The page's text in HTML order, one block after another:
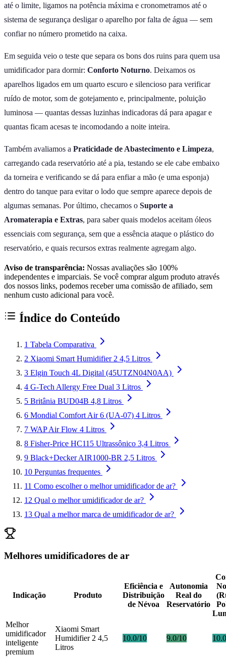
até o limite, ligamos na potência máxima e cronometramos até o
sistema de segurança desligar o aparelho por falta de água — sem
confiar no número prometido na caixa.
Em seguida veio o teste que separa os bons dos ruins para quem usa
umidificador para dormir: Conforto Noturno. Deixamos os
aparelhos ligados em um quarto escuro e silencioso para verificar
ruído de motor, som de gotejamento e, principalmente, poluição
luminosa — quantas dessas luzinhas indicadoras dá para apagar e
quantas ficam acesas te incomodando a noite inteira.
Também avaliamos a Praticidade de Abastecimento e Limpeza,
carregando cada reservatório até a pia, testando se ele cabe embaixo
da torneira e verificando se dá para enfiar a mão (e uma esponja)
dentro do tanque para evitar o lodo que sempre aparece depois de
algumas semanas. Por último, checamos o Suporte a
Aromaterapia e Extras, para saber quais modelos aceitam óleos
essenciais com segurança, sem que a essência ataque o plástico do
reservatório, e quais recursos extras realmente agregam algo.
Aviso de transparência: Nossas avaliações são 100%
independentes e imparciais. Se você comprar algum produto através
dos nossos links, podemos receber uma comissão de afiliado, sem
nenhum custo adicional para você.
Índice do Conteúdo
1 Tabela Comparativa
2 Xiaomi Smart Humidifier 2 4,5 Litros
3 Elgin Touch 4L Digital (45UTZN04N0AA)
4 G-Tech Allergy Free Dual 3 Litros
5 Britânia BUD04B 4,8 Litros
6 Mondial Comfort Air 6 (UA-07) 4 Litros
7 WAP Air Flow 4 Litros
8 Fisher-Price HC115 Ultrassônico 3,4 Litros
9 Black+Decker AIR1000-BR 2,5 Litros
10 Perguntas frequentes
11 Como escolher o melhor umidificador de ar?
12 Qual o melhor umidificador de ar?
13 Qual a melhor marca de umidificador de ar?
Melhores umidificadores de ar
Indicação Produto
Eficiência e
Distribuição
de Névoa
Autonomia
Real do
Reservatório
Melhor
umidificador
inteligente
premium
Xiaomi Smart
Humidifier 2 4,5
Litros
10.0/10 9.0/10